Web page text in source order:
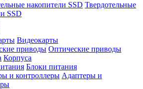
Твердотельные
SSD
Видеокарты
Оптические приводы
Корпуса
Блоки питания
Адаптеры и